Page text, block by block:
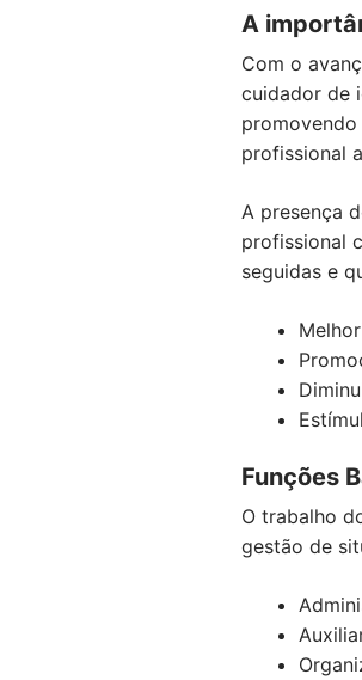
A
Com o
cuidador de
profissional
A presença
profissional
seguidas e
Funções
O trabalho
gestão de